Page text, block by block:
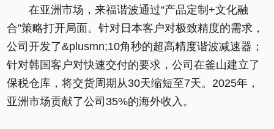
在亚洲市场，来福谐波通过“产品定制+文化融
合”策略打开局面。针对日本客户对极致精度的需求，
公司开发了&plusmn;10角秒的超高精度谐波减速器；
针对韩国客户对快速交付的要求，公司在釜山建立了
保税仓库，将交货周期从30天缩短至7天。2025年，
亚洲市场贡献了公司35%的海外收入。